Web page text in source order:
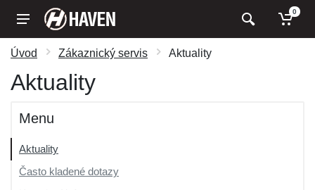
0
Úvod Zákaznický servis Aktuality
Aktuality
Menu
Aktuality
Často kladené dotazy